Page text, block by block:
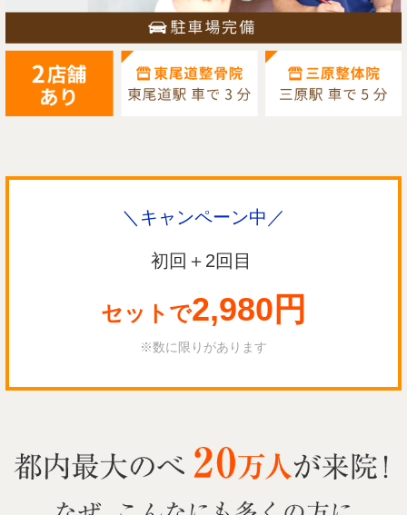
＼キャンペーン中／
初回＋2回目
セットで2,980円
※数に限りがあります